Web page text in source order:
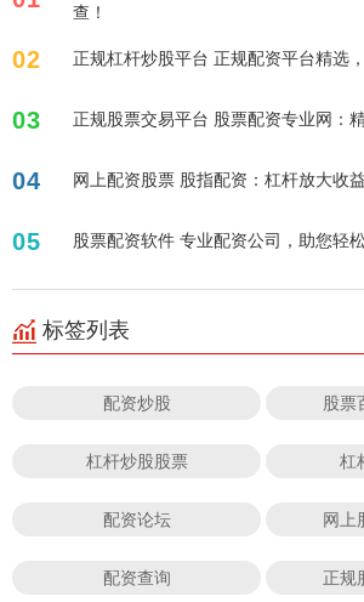
查！
02 正规杠杆炒股平台 正规配资平台精选
03 正规股票交易平台 股票配资专业网：
04 网上配资股票 股指配资：杠杆放大收
05 股票配资软件 专业配资公司，助您轻
标签列表
配资炒股 股票
杠杆炒股股票 杠
配资论坛 网上
配资查询 正规